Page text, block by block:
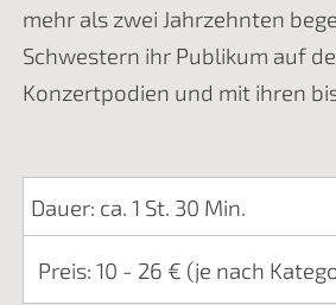
mehr als zwei Jahrzehnten
Schwestern ihr Publikum auf
Konzertpodien und mit ihren
Dauer: ca. 1 St. 30 Min.
Preis: 10 - 26 € (je nach